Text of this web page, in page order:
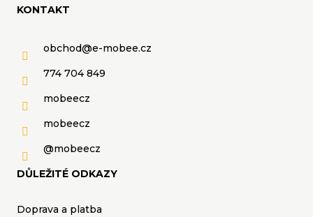
KONTAKT
obchod@e-mobee.cz
774 704 849
mobeecz
mobeecz
@mobeecz
DŮLEŽITÉ ODKAZY
Doprava a platba